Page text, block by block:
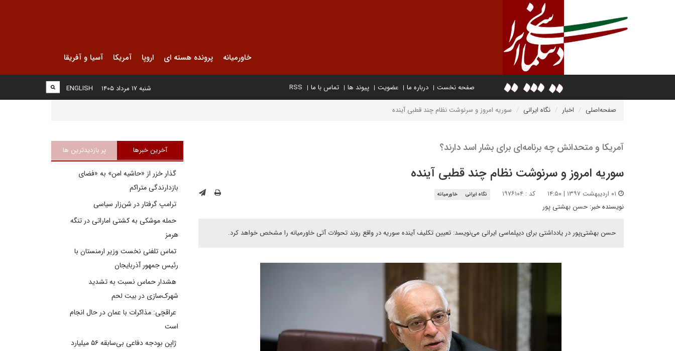
خاورمیانه پرونده هسته ای اروپا آمریکا آسیا و آفریقا
صفحه نخست درباره ما عضویت پیوند ها تماس با ما RSS
ENGLISH شنبه ۱۷ مرداد ۱۴۰۵
صفحه‌اصلی اخبار نگاه ایرانی سوریه امروز و سرنوشت نظام چند قطبی آینده
آمریکا و متحدانش چه برنامه‌ای برای بشار اسد دارند؟
سوریه امروز و سرنوشت نظام چند قطبی آینده
کد : ۱۹۷۶۱۰۴ نگاه ایرانی خاورمیانه
نویسنده خبر: حسن بهشتی پور
حسن بهشتی‌پور در یادداشتی برای دیپلماسی ایرانی می‌نویسد: تعیین تکلیف آینده سوریه در واقع روند تحولات آتی خاورمیانه را مشخص خواهد کرد.
آخرین خبرها پر بازدیدترین ها
گذار خزر از «حاشیه امن» به «فضای
بازدارندگی متراکم
ترامپ گرفتار در شن‌زار سیاسی
حمله موشکی به کشتی اماراتی در تنگه
هرمز
تماس تلفنی نخست وزیر ارمنستان با
رئیس جمهور آذربایجان
هشدار حماس نسبت به تشدید
شهرک‌سازی در بیت‌ لحم
عراقچی: مذاکرات با عمان در حال انجام
است
ژاپن بودجه دفاعی بی‌سابقه ۵۶ میلیارد